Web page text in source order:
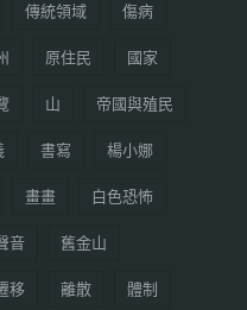
傳統領域 傷病
原住民 國家
山 帝國與殖民
書寫 楊小娜
畫畫 白色恐怖
音 舊金山
移 離散 體制